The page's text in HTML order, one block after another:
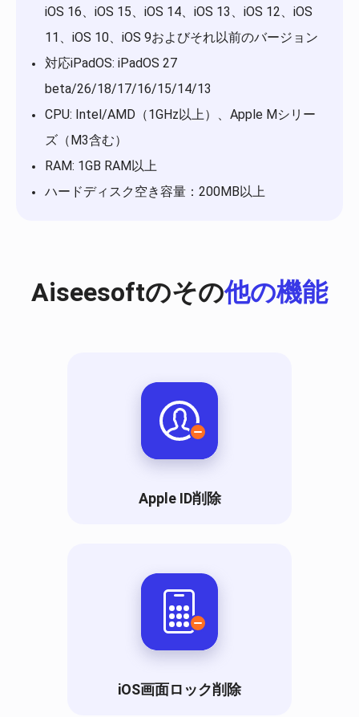
iOS 16、iOS 15、iOS 14、iOS 13、iOS 12、iOS
11、iOS 10、iOS 9およびそれ以前のバージョン
対応iPadOS: iPadOS 27
beta/26/18/17/16/15/14/13
CPU: Intel/AMD（1GHz以上）、Apple Mシリー
ズ（M3含む）
RAM: 1GB RAM以上
ハードディスク空き容量：200MB以上
Aiseesoftのその他の機能
Apple ID削除
iOS画面ロック削除